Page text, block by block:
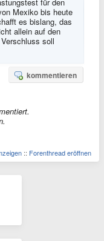
Mexiko bis heute
es bislang, das
allein auf den
soll
kommentieren
:: Forenthread eröffnen